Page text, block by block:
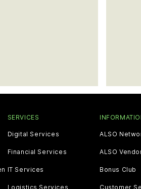
SERVICES
Digital Services
Financial Services
IT Services
Logistics Services
ALSO
ALSO
Bonus Club
Customer